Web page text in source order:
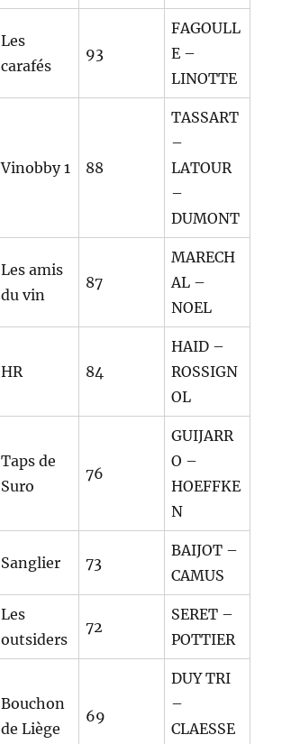
Les
carafés
93
FAGOULL
E –
LINOTTE
Vinobby 1 88
TASSART
–
LATOUR
–
DUMONT
Les amis
du vin
87
MARECH
AL –
NOEL
HR 84
HAID –
ROSSIGN
OL
Taps de
Suro
76
GUIJARR
O –
HOEFFKE
N
Sanglier 73
BAIJOT –
CAMUS
Les
outsiders
72
SERET –
POTTIER
Bouchon
de Liège
69
DUY TRI
–
CLAESSE